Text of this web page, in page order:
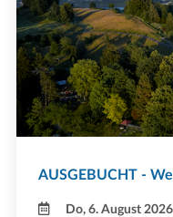
AUSGEBUCHT -
Do, 6. August 2026